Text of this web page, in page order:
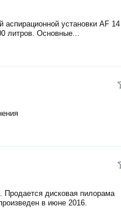
аспирационной установки AF 14
литров. Основные...
Продается дисковая пилорама
в июне 2016.